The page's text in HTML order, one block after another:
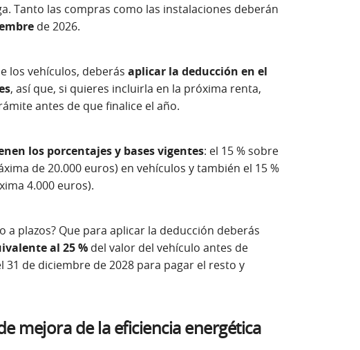
Tanto las compras como las instalaciones deberán
de 2026.
los vehículos, deberás aplicar la deducción en el
, así que, si quieres incluirla en la próxima renta,
antes de que finalice el año.
los porcentajes y bases vigentes: el 15 % sobre
de 20.000 euros) en vehículos y también el 15 %
4.000 euros).
a plazos? Que para aplicar la deducción deberás
al 25 %del valor del vehículo antes de
31 de diciembre de 2028 para pagar el resto y
mejora de la eficiencia energética